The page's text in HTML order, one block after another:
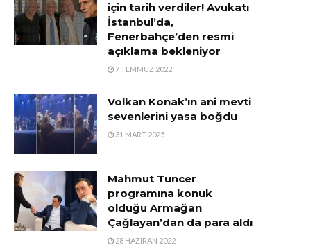
için tarih verdiler! Avukatı
İstanbul’da,
Fenerbahçe’den resmi
açıklama bekleniyor
7 TEMMUZ 2022
Volkan Konak’ın ani mevti
sevenlerini yasa boğdu
31 MART 2025
Mahmut Tuncer
programına konuk
olduğu Armağan
Çağlayan’dan da para aldı
28 HAZIRAN 2022